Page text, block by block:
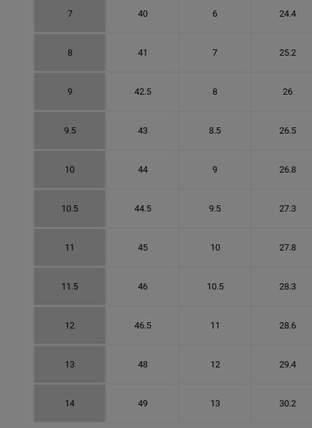
7 40 6 24.4
8 41 7 25.2
9 42.5 8 26
9.5 43 8.5 26.5
10 44 9 26.8
10.5 44.5 9.5 27.3
11 45 10 27.8
11.5 46 10.5 28.3
12 46.5 11 28.6
13 48 12 29.4
14 49 13 30.2